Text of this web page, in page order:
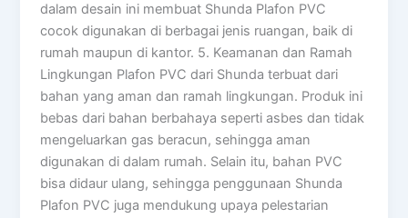
dalam desain ini membuat Shunda Plafon PVC
cocok digunakan di berbagai jenis ruangan, baik di
rumah maupun di kantor. 5. Keamanan dan Ramah
Lingkungan Plafon PVC dari Shunda terbuat dari
bahan yang aman dan ramah lingkungan. Produk ini
bebas dari bahan berbahaya seperti asbes dan tidak
mengeluarkan gas beracun, sehingga aman
digunakan di dalam rumah. Selain itu, bahan PVC
bisa didaur ulang, sehingga penggunaan Shunda
Plafon PVC juga mendukung upaya pelestarian